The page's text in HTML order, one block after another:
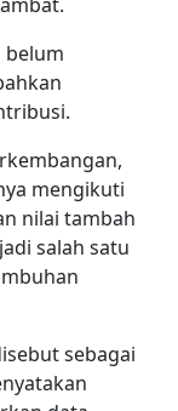
belum
mengikuti
nilai tambah
salah satu
sebagai